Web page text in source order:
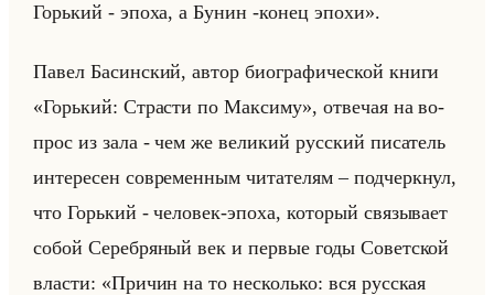
Горький - эпоха, а Бунин -конец эпохи».
Павел Ба­син­ский, автор био­гра­фи­че­ской книги
«Горький: Страсти по Максиму», от­ве­чая на во­
прос из зала - чем же ве­ли­кий рус­ский пи­са­тель
ин­те­ре­сен со­вре­мен­ным чи­та­те­лям – под­черк­нул,
что Горький - че­ло­век-эпоха, ко­то­рый свя­зы­ва­ет
собой Се­реб­ря­ный век и пер­вые годы Со­вет­ской
вла­сти: «Причин на то несколько: вся русская